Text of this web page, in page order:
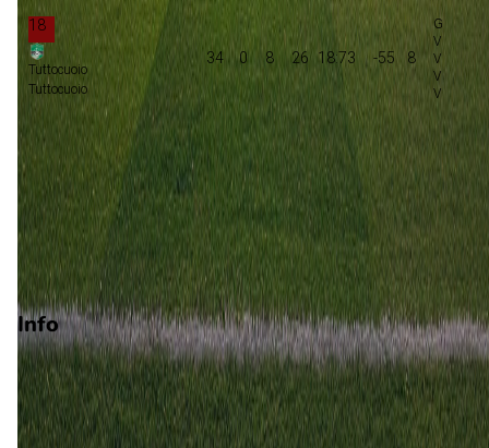
18
Tuttocuoio
Tuttocuoio
34 0 8 26 18:73 -55 8
Play-offs championship
Promotie
Play-offs promotie
Degradatie
Play-offs degradatie
Info
Op 3 mei 2026 gaat Tuttocuoio de strijd aan met Trevigliese.
wedstrijd wordt afgetrapt om 13:00 en wordt gespeeld in de
Serie D.
Stadion: Onbekend